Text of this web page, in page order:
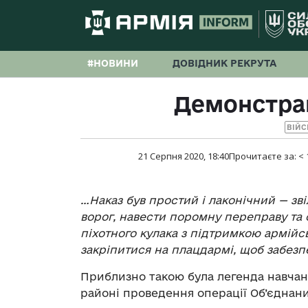
#НОВИНИ ДОВІДНИК РЕКРУТА
21 Серпня 2020, 18:40Прочитаєте за: <
…Наказ був простий і лаконічний —
ворог, навести поромну переправу
піхотного кулака з підтримкою
закріпитися на плацдармі, щоб
Приблизно такою була легенда
районі проведення операції